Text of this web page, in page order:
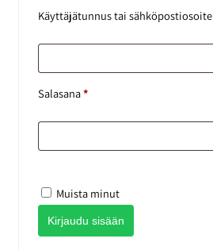
Käyttäjätunnus tai sähköpostiosoite
Salasana*
Muista minut
Kirjaudu sisään